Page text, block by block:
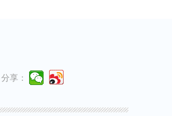
分享：